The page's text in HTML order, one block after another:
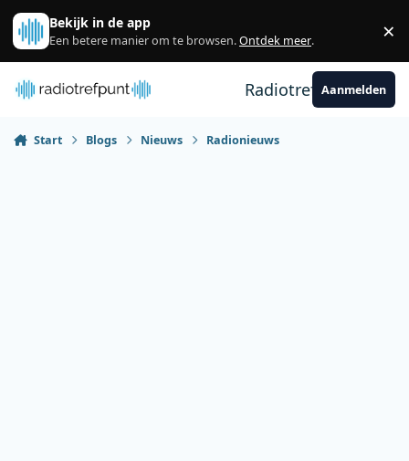
Spring naar bijdragen
Bekijk in de app
Een betere manier om te browsen.Ontdek meer. ×
RadiotrefpuntAanmelden
Start Blogs Nieuws Radionieuws